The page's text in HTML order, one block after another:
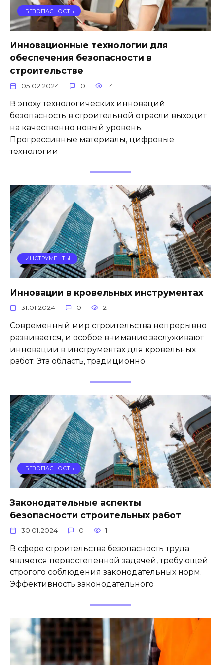
БЕЗОПАСНОСТЬ
Инновационные технологии для
обеспечения безопасности в
строительстве
05.02.2024 0 14
В эпоху технологических инноваций
безопасность в строительной отрасли выходит
на качественно новый уровень.
Прогрессивные материалы, цифровые
технологии
ИНСТРУМЕНТЫ
Инновации в кровельных инструментах
31.01.2024 0 2
Современный мир строительства непрерывно
развивается, и особое внимание заслуживают
инновации в инструментах для кровельных
работ. Эта область, традиционно
БЕЗОПАСНОСТЬ
Законодательные аспекты
безопасности строительных работ
30.01.2024 0 1
В сфере строительства безопасность труда
является первостепенной задачей, требующей
строгого соблюдения законодательных норм.
Эффективность законодательного